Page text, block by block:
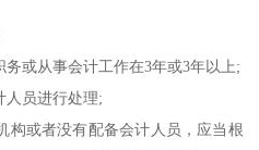
或从事会计工作在3年或3年以上;
人员进行处理;
构或者没有配备会计人员，应当根